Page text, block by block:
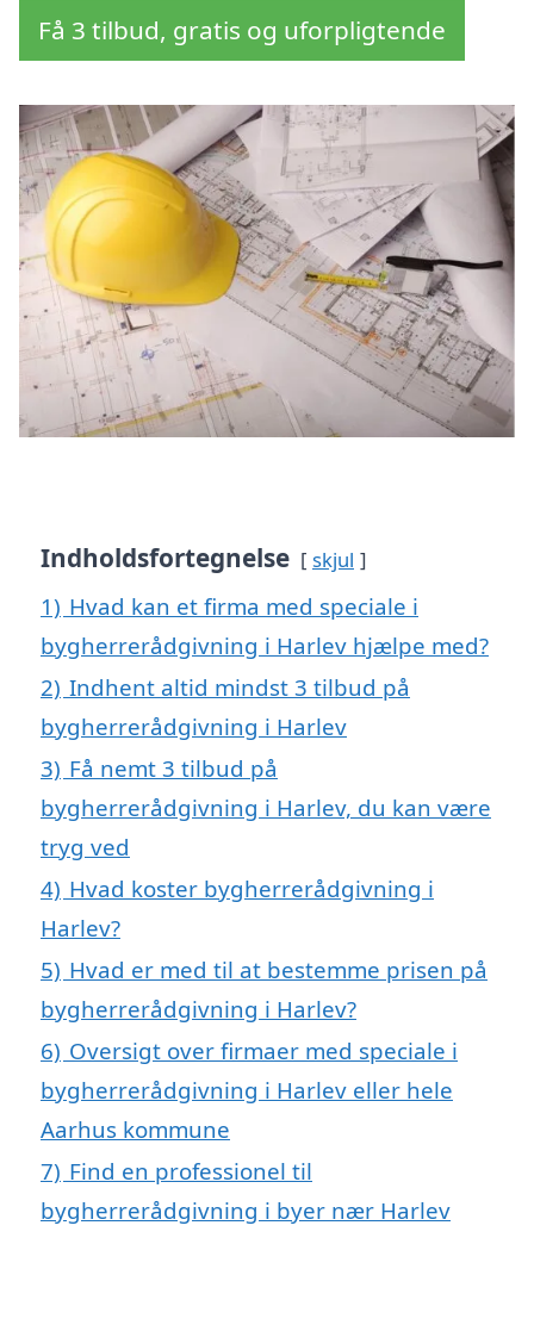
Få 3 tilbud, gratis og uforpligtende
Indholdsfortegnelse skjul
1) Hvad kan et firma med speciale i
bygherrerådgivning i Harlev hjælpe med?
2) Indhent altid mindst 3 tilbud på
bygherrerådgivning i Harlev
3) Få nemt 3 tilbud på
bygherrerådgivning i Harlev, du kan være
tryg ved
4) Hvad koster bygherrerådgivning i
Harlev?
5) Hvad er med til at bestemme prisen på
bygherrerådgivning i Harlev?
6) Oversigt over firmaer med speciale i
bygherrerådgivning i Harlev eller hele
Aarhus kommune
7) Find en professionel til
bygherrerådgivning i byer nær Harlev